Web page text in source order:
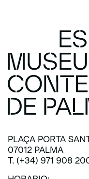
PLAÇA PORTA
07012 PALMA
T. (+34) 971 908